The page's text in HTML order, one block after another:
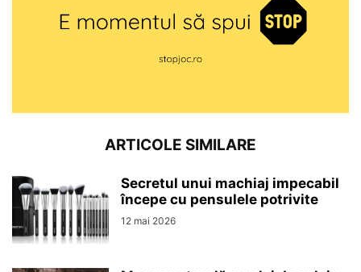
ARTICOLE SIMILARE
Secretul unui machiaj impecabil
începe cu pensulele potrivite
12 mai 2026